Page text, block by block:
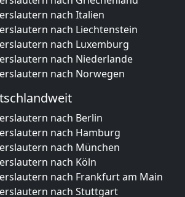
nach Italien
nach Liechtenstein
nach Luxemburg
nach Niederlande
nach Norwegen
nach Berlin
nach Hamburg
nach München
nach Köln
nach Frankfurt am Main
nach Stuttgart